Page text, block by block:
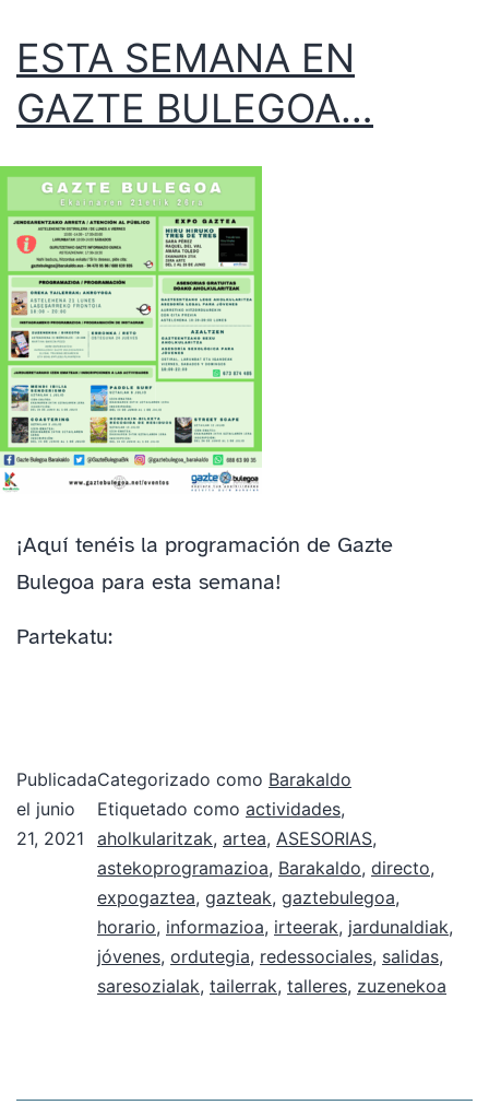
ESTA SEMANA EN
GAZTE BULEGOA…
¡Aquí tenéis la programación de Gazte
Bulegoa para esta semana!
Partekatu:
Publicada
el junio
21, 2021
Categorizado como Barakaldo
Etiquetado como actividades,
aholkularitzak, artea, ASESORIAS,
astekoprogramazioa, Barakaldo, directo,
expogaztea, gazteak, gaztebulegoa,
horario, informazioa, irteerak, jardunaldiak,
jóvenes, ordutegia, redessociales, salidas,
saresozialak, tailerrak, talleres, zuzenekoa